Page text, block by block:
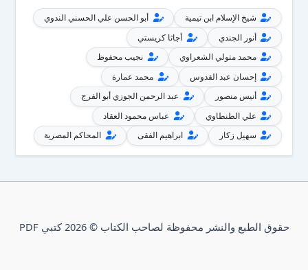
شيخ الإسلام ابن تيمية
أبو الحسن علي الحسني الندوي
أنور الجندي
أجاثا كريستي
محمد متولي الشعراوي
نجيب محفوظ
إحسان عبد القدوس
محمد عمارة
أنيس منصور
عبد الرحمن الجوزي أبو الفرج
علي الطنطاوي
عباس محمود العقاد
سهيل زكار
ابراهيم الفقى المحاكم المصرية
حقوق الطبع والنشر محفوظة لصاحب الكتاب © 2026 كتبي PDF